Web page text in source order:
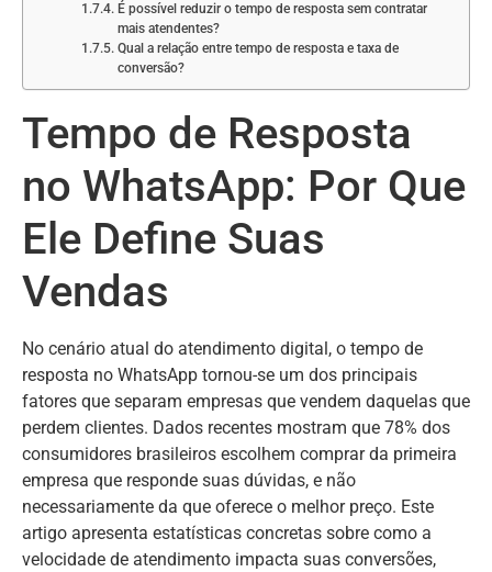
É possível reduzir o tempo de resposta sem contratar
mais atendentes?
Qual a relação entre tempo de resposta e taxa de
conversão?
Tempo de Resposta
no WhatsApp: Por Que
Ele Define Suas
Vendas
No cenário atual do atendimento digital, o tempo de
resposta no WhatsApp tornou-se um dos principais
fatores que separam empresas que vendem daquelas que
perdem clientes. Dados recentes mostram que 78% dos
consumidores brasileiros escolhem comprar da primeira
empresa que responde suas dúvidas, e não
necessariamente da que oferece o melhor preço. Este
artigo apresenta estatísticas concretas sobre como a
velocidade de atendimento impacta suas conversões,